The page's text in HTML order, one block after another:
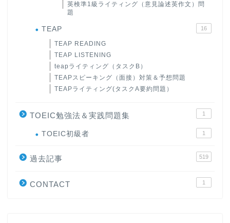
英検準1級ライティング（意見論述英作文）問
題
TEAP 16
TEAP READING
TEAP LISTENING
teapライティング（タスクB）
TEAPスピーキング（面接）対策＆予想問題
TEAPライティング(タスクA要約問題）
TOEIC勉強法＆実践問題集 1
TOEIC初級者 1
過去記事 519
CONTACT 1